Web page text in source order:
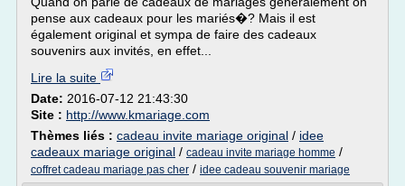
pense aux cadeaux pour les mariés�? Mais il est
également original et sympa de faire des cadeaux
souvenirs aux invités, en effet...
Lire la suite
Date: 2016-07-12 21:43:30
Site : http://www.kmariage.com
Thèmes liés : cadeau invite mariage original / idee
cadeaux mariage original / cadeau invite mariage homme /
coffret cadeau mariage pas cher / idee cadeau souvenir mariage